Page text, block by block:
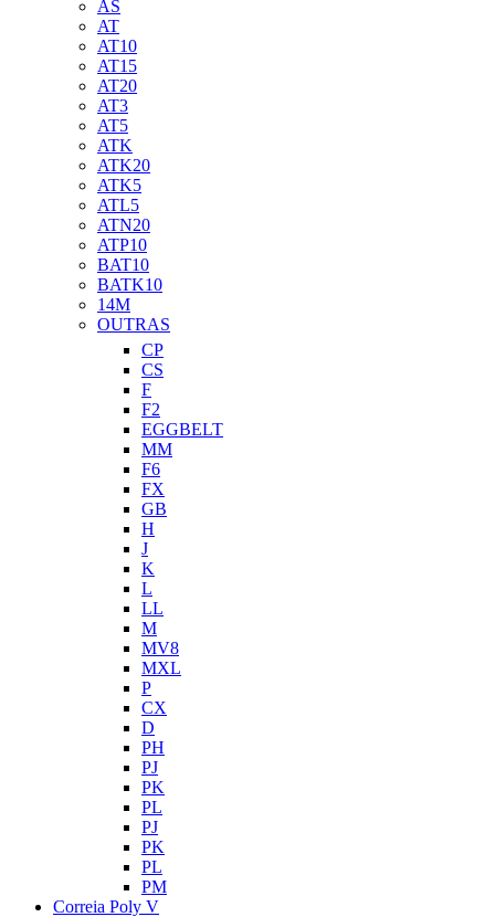
AS
AT
AT10
AT15
AT20
AT3
AT5
ATK
ATK20
ATK5
ATL5
ATN20
ATP10
BAT10
BATK10
14M
OUTRAS
CP
CS
F
F2
EGGBELT
MM
F6
FX
GB
H
J
K
L
LL
M
MV8
MXL
P
CX
D
PH
PJ
PK
PL
PJ
PK
PL
PM
Correia Poly V